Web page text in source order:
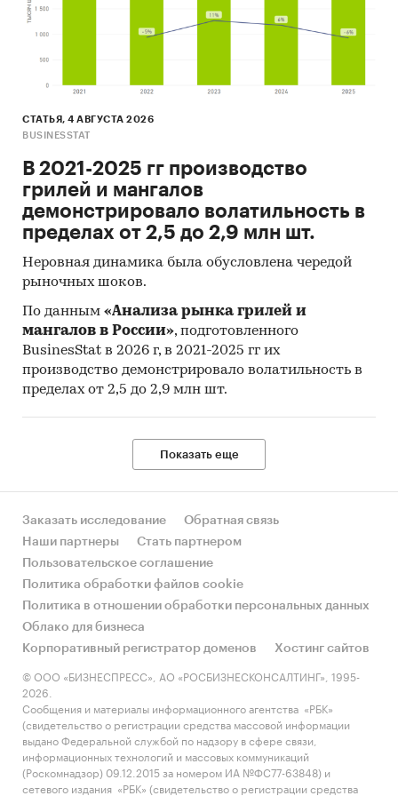
СТАТЬЯ, 4 АВГУСТА 2026
BUSINESSTAT
В 2021-2025 гг производство
грилей и мангалов
демонстрировало волатильность в
пределах от 2,5 до 2,9 млн шт.
Неровная динамика была обусловлена чередой
рыночных шоков.
По данным «Анализа рынка грилей и
мангалов в России», подготовленного
BusinesStat в 2026 г, в 2021-2025 гг их
производство демонстрировало волатильность в
пределах от 2,5 до 2,9 млн шт.
Показать еще
Заказать исследование
Обратная связь
Наши партнеры
Стать партнером
Пользовательское соглашение
Политика обработки файлов cookie
Политика в отношении обработки персональных данных
Облако для бизнеса
Корпоративный регистратор доменов
Хостинг сайтов
© ООО «БИЗНЕСПРЕСС», АО «РОСБИЗНЕСКОНСАЛТИНГ», 1995-
2026.
Сообщения и материалы информационного агентства «РБК»
(свидетельство о регистрации средства массовой информации
выдано Федеральной службой по надзору в сфере связи,
информационных технологий и массовых коммуникаций
(Роскомнадзор) 09.12.2015 за номером ИА №ФС77-63848) и
сетевого издания «РБК» (свидетельство о регистрации средства